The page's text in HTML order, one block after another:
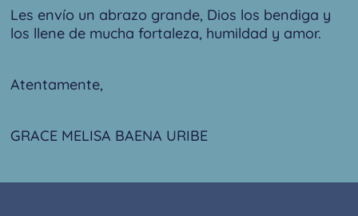
Les envío un abrazo grande, Dios los bendiga y
los llene de mucha fortaleza, humildad y amor.
Atentamente,
GRACE MELISA BAENA URIBE